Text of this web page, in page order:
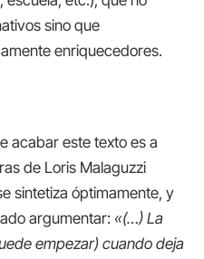
sino que
enriquecedores.
acabar este texto es a
de Loris Malaguzzi
sintetiza óptimamente, y
argumentar: «(…) La
empezar) cuando deja